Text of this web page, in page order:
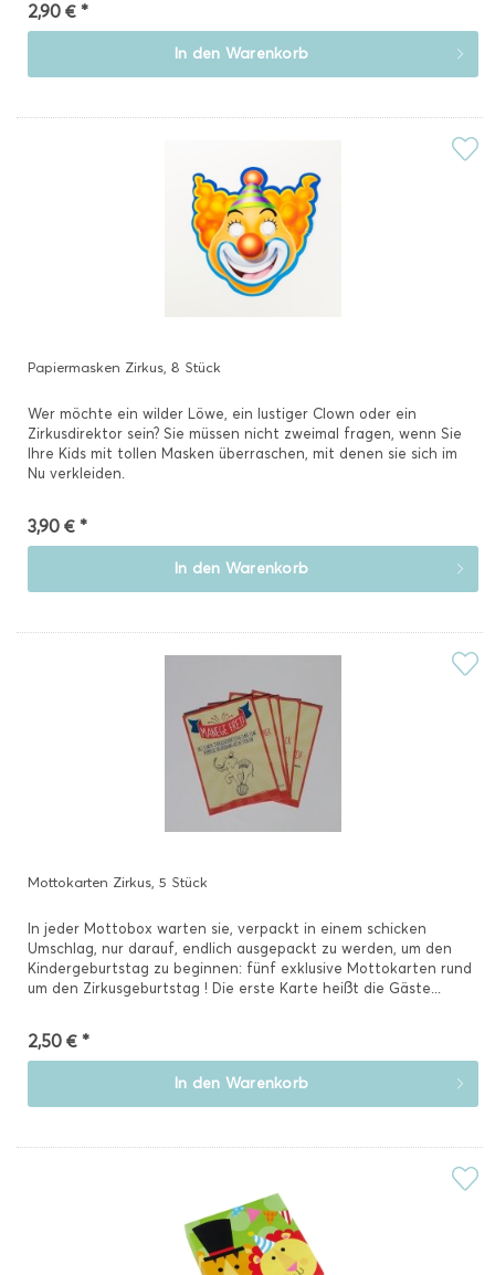
2,90 € *
In den Warenkorb
Papiermasken Zirkus, 8 Stück
Wer möchte ein wilder Löwe, ein lustiger Clown oder ein
Zirkusdirektor sein? Sie müssen nicht zweimal fragen, wenn Sie
Ihre Kids mit tollen Masken überraschen, mit denen sie sich im
Nu verkleiden.
3,90 € *
In den Warenkorb
Mottokarten Zirkus, 5 Stück
In jeder Mottobox warten sie, verpackt in einem schicken
Umschlag, nur darauf, endlich ausgepackt zu werden, um den
Kindergeburtstag zu beginnen: fünf exklusive Mottokarten rund
um den Zirkusgeburtstag ! Die erste Karte heißt die Gäste...
2,50 € *
In den Warenkorb